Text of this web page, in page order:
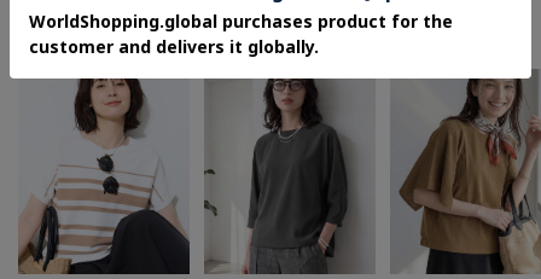
この商品を見た人はコチラの商品も
チェックしています